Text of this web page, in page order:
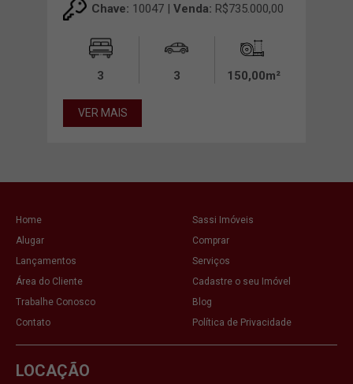
Chave: 10047 | Venda: R$735.000,00
3 3 150,00m²
VER MAIS
Home
Sassi Imóveis
Alugar
Comprar
Lançamentos
Serviços
Área do Cliente
Cadastre o seu Imóvel
Trabalhe Conosco
Blog
Contato
Política de Privacidade
LOCAÇÃO